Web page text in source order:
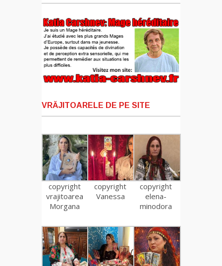
VRĂJITOARELE DE PE SITE
copyright
vrajitoarea
Morgana
copyright
Vanessa
copyright
elena-
minodora